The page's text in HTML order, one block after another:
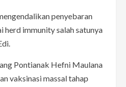
penyebaran
herd immunity salah satunya
Pontianak Hefni Maulana
vaksinasi massal tahap